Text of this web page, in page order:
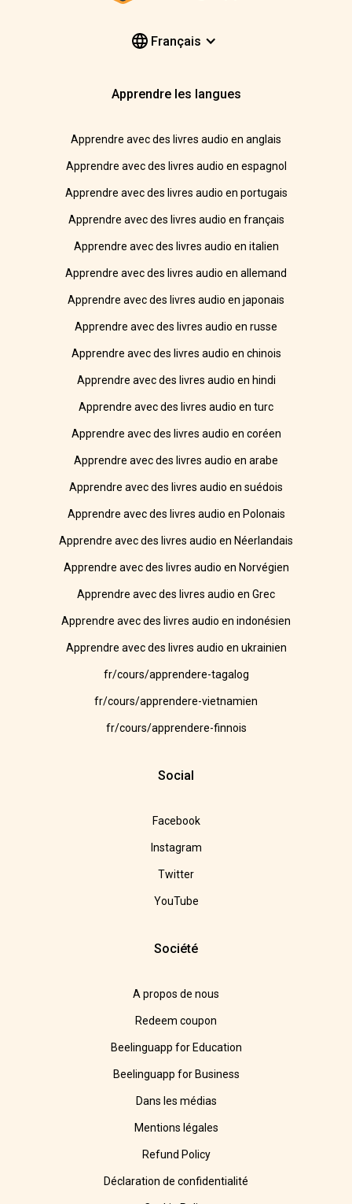
Français
Apprendre les langues
Apprendre avec des livres audio en anglais
Apprendre avec des livres audio en espagnol
Apprendre avec des livres audio en portugais
Apprendre avec des livres audio en français
Apprendre avec des livres audio en italien
Apprendre avec des livres audio en allemand
Apprendre avec des livres audio en japonais
Apprendre avec des livres audio en russe
Apprendre avec des livres audio en chinois
Apprendre avec des livres audio en hindi
Apprendre avec des livres audio en turc
Apprendre avec des livres audio en coréen
Apprendre avec des livres audio en arabe
Apprendre avec des livres audio en suédois
Apprendre avec des livres audio en Polonais
Apprendre avec des livres audio en Néerlandais
Apprendre avec des livres audio en Norvégien
Apprendre avec des livres audio en Grec
Apprendre avec des livres audio en indonésien
Apprendre avec des livres audio en ukrainien
fr/cours/apprendere-tagalog
fr/cours/apprendere-vietnamien
fr/cours/apprendere-finnois
Social
Facebook
Instagram
Twitter
YouTube
Société
A propos de nous
Redeem coupon
Beelinguapp for Education
Beelinguapp for Business
Dans les médias
Mentions légales
Refund Policy
Déclaration de confidentialité